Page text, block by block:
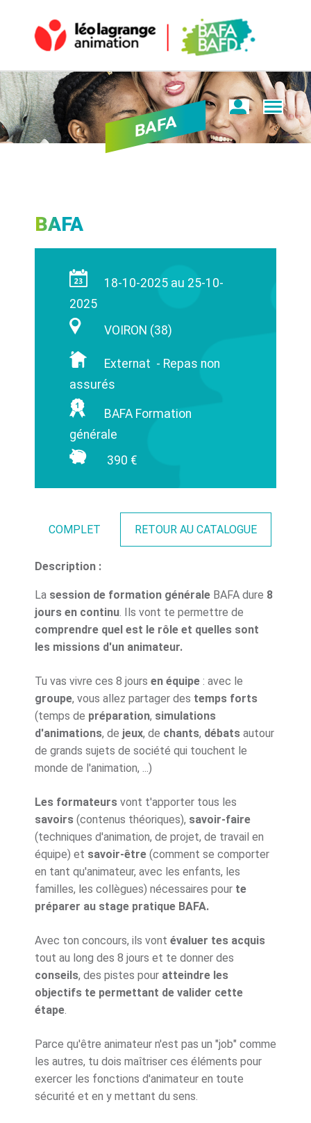
BAFA
BAFA
18-10-2025 au 25-10-
2025
VOIRON (38)
Externat - Repas non
assurés
BAFA Formation
générale
390 €
COMPLET RETOUR AU CATALOGUE
Description :
La session de formation générale BAFA dure 8
jours en continu . Ils vont te permettre de
comprendre quel est le rôle et quelles sont
les missions d'un animateur.
Tu vas vivre ces 8 jours en équipe : avec le
groupe, vous allez partager des temps forts
(temps de préparation, simulations
d'animations, de jeux, de chants, débats autour
de grands sujets de société qui touchent le
monde de l'animation, ...)
Les formateurs vont t'apporter tous les
savoirs (contenus théoriques), savoir-faire
(techniques d'animation, de projet, de travail en
équipe) et savoir-être (comment se comporter
en tant qu'animateur, avec les enfants, les
familles, les collègues) nécessaires pour te
préparer au stage pratique BAFA.
Avec ton concours, ils vont évaluer tes acquis
tout au long des 8 jours et te donner des
conseils, des pistes pour atteindre les
objectifs te permettant de valider cette
étape
Parce qu'être animateur n'est pas un "job" comme
les autres, tu dois maîtriser ces éléments pour
exercer les fonctions d'animateur en toute
sécurité et en y mettant du sens.